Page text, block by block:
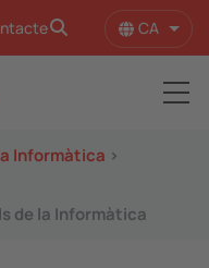
CA
Informàtica >
de la Informàtica